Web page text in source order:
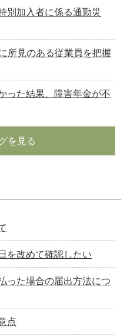
別加入者に係る通勤災
所見のある従業員を把握
った結果、障害年金が不
を見る
を改めて確認したい
った場合の届出方法につ
点